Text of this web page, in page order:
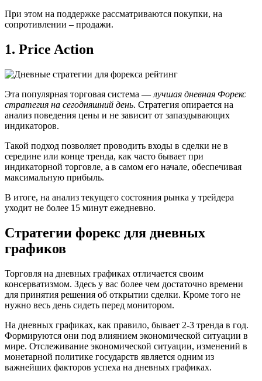
При этом на поддержке рассматриваются покупки, на
сопротивлении – продажи.
1. Price Action
Эта популярная торговая система — лучшая дневная Форекс
стратегия на сегодняшний день. Стратегия опирается на
анализ поведения цены и не зависит от запаздывающих
индикаторов.
Такой подход позволяет проводить входы в сделки не в
середине или конце тренда, как часто бывает при
индикаторной торговле, а в самом его начале, обеспечивая
максимальную прибыль.
В итоге, на анализ текущего состояния рынка у трейдера
уходит не более 15 минут ежедневно.
Стратегии форекс для дневных
графиков
Торговля на дневных графиках отличается своим
консерватизмом. Здесь у вас более чем достаточно времени
для принятия решения об открытии сделки. Кроме того не
нужно весь день сидеть перед монитором.
На дневных графиках, как правило, бывает 2-3 тренда в год.
Формируются они под влиянием экономической ситуации в
мире. Отслеживание экономической ситуации, изменений в
монетарной политике государств является одним из
важнейших факторов успеха на дневных графиках.